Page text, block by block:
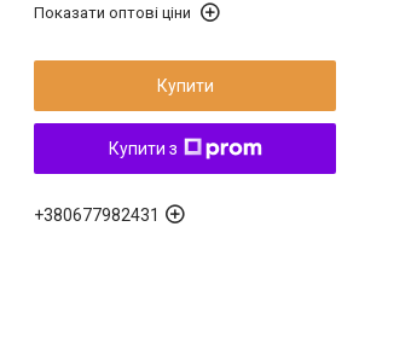
Показати оптові ціни
Купити
Купити з
+380677982431